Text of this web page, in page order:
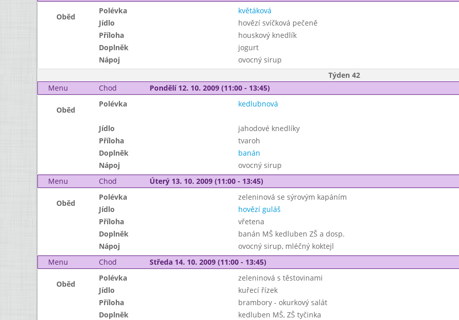
Oběd
Polévka
květáková
Jídlo
hovězí svíčková pečeně
Příloha
houskový knedlík
Doplněk
jogurt
Nápoj
ovocný sirup
Týden 42
Menu
Chod Pondělí 12. 10. 2009 (11:00 - 13:45)
Oběd
Polévka kedlubnová
Jídlo
jahodové knedlíky
Příloha
tvaroh
Doplněk
banán
Nápoj
ovocný sirup
Menu
Chod Úterý 13. 10. 2009 (11:00 - 13:45)
Oběd
Polévka
zeleninová se sýrovým kapáním
Jídlo
hovězí guláš
Příloha
vřetena
Doplněk
banán MŠ kedluben ZŠ a dosp.
Nápoj
ovocný sirup, mléčný koktejl
Menu
Chod Středa 14. 10. 2009 (11:00 - 13:45)
Oběd
Polévka
zeleninová s těstovinami
Jídlo
kuřecí řízek
Příloha
brambory - okurkový salát
Doplněk
kedluben MŠ, ZŠ tyčinka